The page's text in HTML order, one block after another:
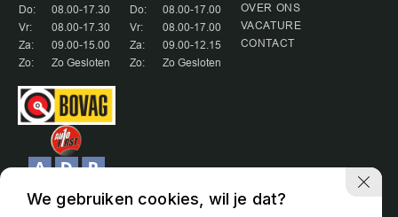
Do:
08.00-17.30
Vr:
08.00-17.30
Za:
09.00-15.00
Zo:
Zo Gesloten
Do:
08.00-17.00
Vr:
08.00-17.00
Za:
09.00-12.15
Zo:
Zo Gesloten
OVER ONS
VACATURE
CONTACT
We gebruiken cookies, wil je dat?